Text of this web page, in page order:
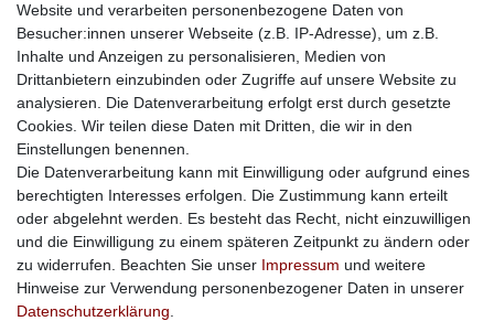
Konto
Login
Kontaktformular
Impressum Daten­schutz­erklärung
Barrierefreiheitserklärung Widerrufs­recht
Vertrag widerrufen Kontakt
Website und verarbeiten personenbezogene Daten von
Besucher:innen unserer Webseite (z.B. IP-Adresse), um z.B.
Inhalte und Anzeigen zu personalisieren, Medien von
Drittanbietern einzubinden oder Zugriffe auf unsere Website zu
analysieren. Die Datenverarbeitung erfolgt erst durch gesetzte
Cookies. Wir teilen diese Daten mit Dritten, die wir in den
Einstellungen benennen.
Die Datenverarbeitung kann mit Einwilligung oder aufgrund eines
berechtigten Interesses erfolgen. Die Zustimmung kann erteilt
oder abgelehnt werden. Es besteht das Recht, nicht einzuwilligen
und die Einwilligung zu einem späteren Zeitpunkt zu ändern oder
zu widerrufen. Beachten Sie unser Impressum und weitere
Hinweise zur Verwendung personenbezogener Daten in unserer
Daten­schutz­erklärung